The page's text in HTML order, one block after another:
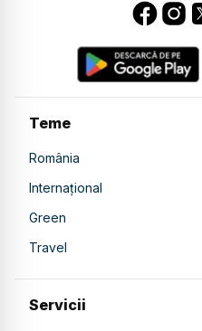
Teme
România
Internațional
Green
Travel
Servicii